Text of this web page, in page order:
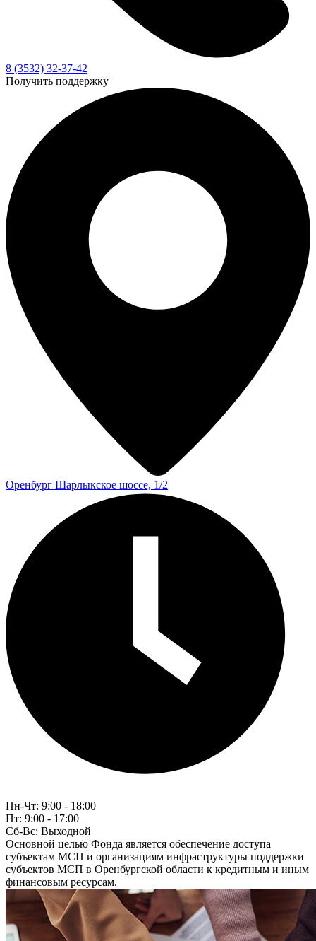
8 (3532) 32-37-42
Получить поддержку
Оренбург Шарлыкское шоссе, 1/2
Пн-Чт: 9:00 - 18:00
Пт: 9:00 - 17:00
Сб-Вс: Выходной
Основной целью Фонда является обеспечение доступа
субъектам МСП и организациям инфраструктуры поддержки
субъектов МСП в Оренбургской области к кредитным и иным
финансовым ресурсам.